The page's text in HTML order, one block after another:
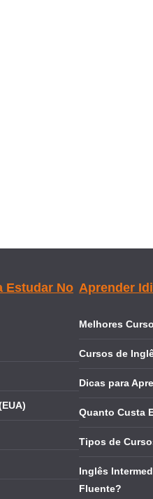
Estudar No Aprender
Melhores
Cursos de
Dicas para
Quanto Custa
Tipos de
Inglês
Fluente?